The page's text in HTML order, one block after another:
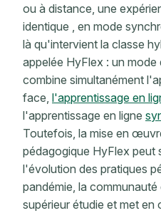
ou à distance, une
identique , en mode
là qu'intervient la classe
appelée HyFlex : un
combine simultanément
face, l'apprentissage en
l'apprentissage en ligne
Toutefois, la mise en
pédagogique HyFlex peut
l'évolution des pratiques
pandémie, la
supérieur étudie et met